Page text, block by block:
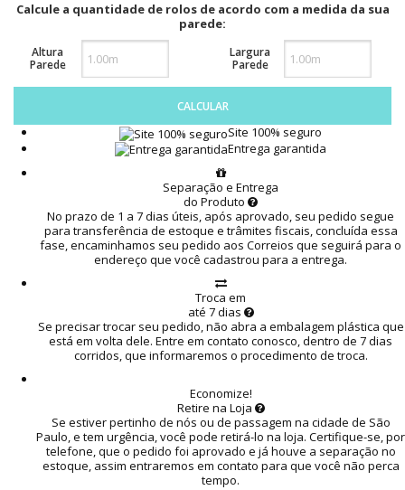
Calcule a quantidade de rolos de acordo com a medida da sua
parede:
Altura
Parede
Largura
Parede
CALCULAR
Site 100% seguro
Entrega garantida
Separação e Entrega
do Produto
No prazo de 1 a 7 dias úteis, após aprovado, seu pedido segue
para transferência de estoque e trâmites fiscais, concluída essa
fase, encaminhamos seu pedido aos Correios que seguirá para o
endereço que você cadastrou para a entrega.
Troca em
até 7 dias
Se precisar trocar seu pedido, não abra a embalagem plástica que
está em volta dele. Entre em contato conosco, dentro de 7 dias
corridos, que informaremos o procedimento de troca.
Economize!
Retire na Loja
Se estiver pertinho de nós ou de passagem na cidade de São
Paulo, e tem urgência, você pode retirá-lo na loja. Certifique-se, por
telefone, que o pedido foi aprovado e já houve a separação no
estoque, assim entraremos em contato para que você não perca
tempo.